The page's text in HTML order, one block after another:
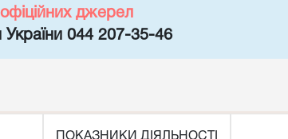
джерел
України 044 207-35-46
ПОКАЗНИКИ ДІЯЛЬНОСТІ